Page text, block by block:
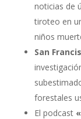
noticias de
tiroteo en
niños
San
forestales
El podcast